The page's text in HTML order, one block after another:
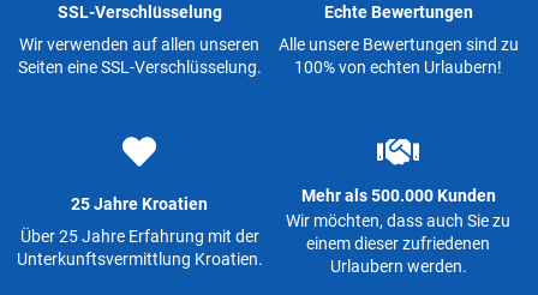
SSL-Verschlüsselung
Wir verwenden auf allen unseren
Seiten eine SSL-Verschlüsselung.
Echte Bewertungen
Alle unsere Bewertungen sind zu
100% von echten Urlaubern!
25 Jahre Kroatien
Über 25 Jahre Erfahrung mit der
Unterkunftsvermittlung Kroatien.
Mehr als 500.000 Kunden
Wir möchten, dass auch Sie zu
einem dieser zufriedenen
Urlaubern werden.